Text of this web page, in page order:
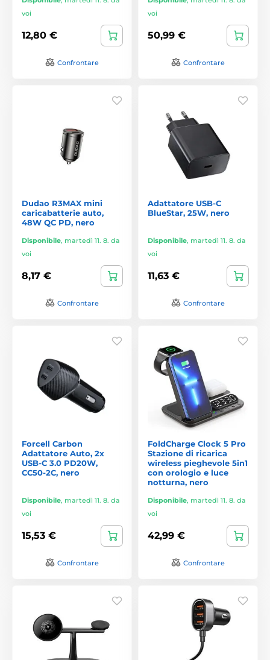
voi
12,80 €
Confrontare
voi
50,99 €
Confrontare
Dudao R3MAX mini
caricabatterie auto,
48W QC PD, nero
Disponibile, martedì 11. 8. da
voi
8,17 €
Confrontare
Adattatore USB-C
BlueStar, 25W, nero
Disponibile, martedì 11. 8. da
voi
11,63 €
Confrontare
Forcell Carbon
Adattatore Auto, 2x
USB-C 3.0 PD20W,
CC50-2C, nero
Disponibile, martedì 11. 8. da
voi
15,53 €
Confrontare
FoldCharge Clock 5 Pro
Stazione di ricarica
wireless pieghevole 5in1
con orologio e luce
notturna, nero
Disponibile, martedì 11. 8. da
voi
42,99 €
Confrontare